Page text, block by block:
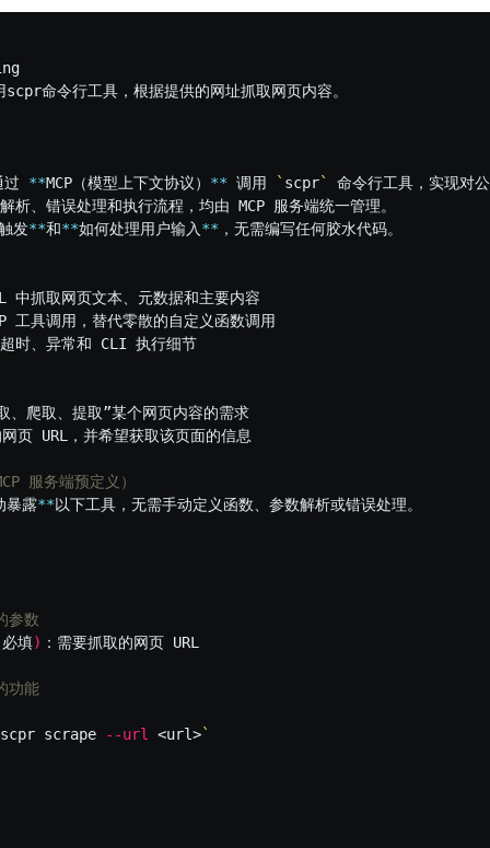
过 **MCP（模型上下文协议） ** 调用 ` scpr`
命令行工具，实现对
析、错误处理和执行流程，均由 MCP 服务端统一管理。
发**和**如何处理用户输入 ** ，无需编写任何胶水代码。
中抓取网页文本、元数据和主要内容
工具调用，替代零散的自定义函数调用
时、异常和 CLI 执行细节
爬取、提取”某个网页内容的需求
页 URL，并希望获取该页面的信息
服务端预定义）
暴露**以下工具，无需手动定义函数、参数解析或错误处理。
参数
填) ：需要抓取的网页 URL
功能
scpr scrape --url <url>`